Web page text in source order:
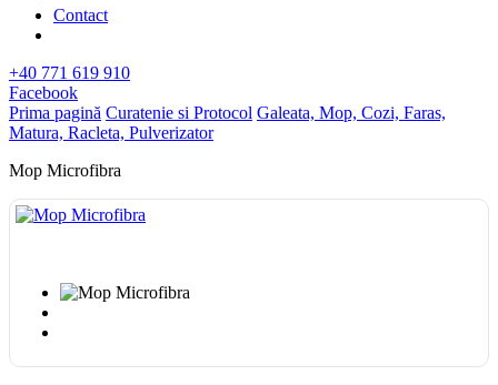
Contact
+40 771 619 910
Facebook
Prima pagină Curatenie si Protocol Galeata, Mop, Cozi, Faras,
Matura, Racleta, Pulverizator
Mop Microfibra